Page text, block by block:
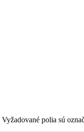
Vyžadované polia sú